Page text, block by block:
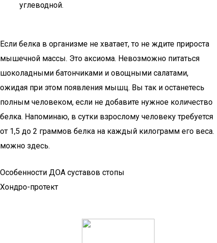
углеводной.
Если белка в организме не хватает, то не ждите прироста
мышечной массы. Это аксиома. Невозможно питаться
шоколадными батончиками и овощными салатами,
ожидая при этом появления мышц. Вы так и останетесь
полным человеком, если не добавите нужное количество
белка. Напоминаю, в сутки взрослому человеку требуется
от 1,5 до 2 граммов белка на каждый килограмм его веса.
можно здесь.
Особенности ДОА суставов стопы
Хондро-протект